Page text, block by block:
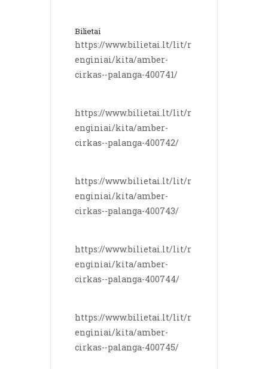
Bilietai
https://www.bilietai.lt/lit/r
enginiai/kita/amber-
cirkas--palanga-400741/
https://www.bilietai.lt/lit/r
enginiai/kita/amber-
cirkas--palanga-400742/
https://www.bilietai.lt/lit/r
enginiai/kita/amber-
cirkas--palanga-400743/
https://www.bilietai.lt/lit/r
enginiai/kita/amber-
cirkas--palanga-400744/
https://www.bilietai.lt/lit/r
enginiai/kita/amber-
cirkas--palanga-400745/